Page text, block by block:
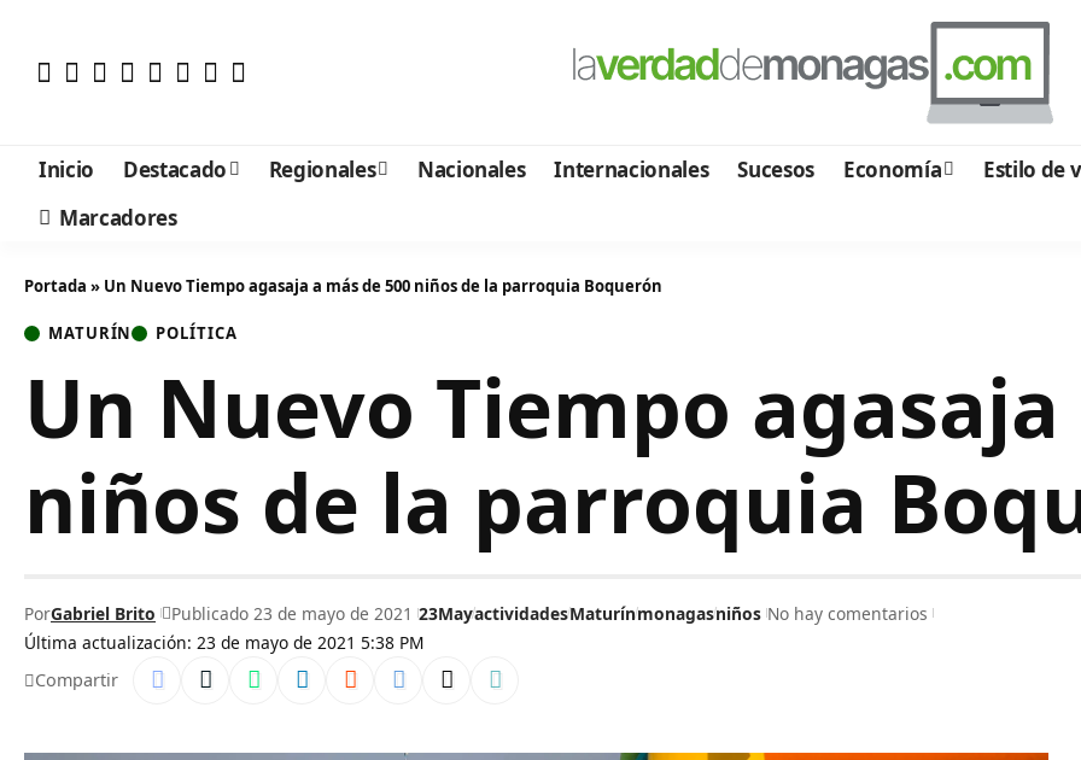
Inicio Destacado Regionales Nacionales Internacionales Sucesos Economía Estilo de
Marcadores
Portada » Un Nuevo Tiempo agasaja a más de 500 niños de la parroquia Boquerón
MATURÍN POLÍTICA
Un Nuevo Tiempo agasaja
niños de la parroquia
Última actualización: 23 de mayo de 2021 5:38 PM
PorGabriel Brito Publicado 23 de mayo de 2021 23MayactividadesMaturínmonagasniños No hay comentarios
Compartir